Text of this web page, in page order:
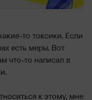
то токсики. Если
есть меры. Вот
что-то написал в
к этому, мне